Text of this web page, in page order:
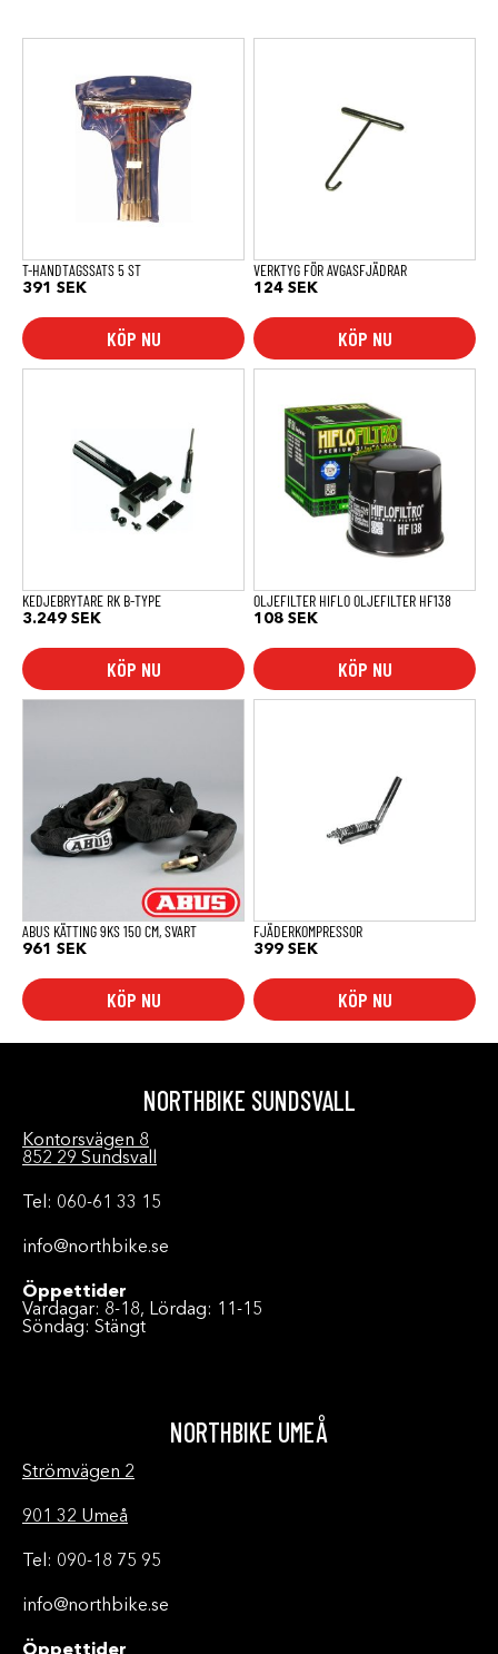
T-HANDTAGSSATS 5 ST
391 SEK
KÖP NU
VERKTYG FÖR AVGASFJÄDRAR
124 SEK
KÖP NU
KEDJEBRYTARE RK B-TYPE
3.249 SEK
KÖP NU
OLJEFILTER HIFLO OLJEFILTER HF138
108 SEK
KÖP NU
ABUS KÄTTING 9KS 150 CM, SVART
961 SEK
KÖP NU
FJÄDERKOMPRESSOR
399 SEK
KÖP NU
NORTHBIKE SUNDSVALL
Kontorsvägen 8
852 29 Sundsvall
Tel: 060-61 33 15
info@northbike.se
Öppettider
Vardagar: 8-18, Lördag: 11-15
Söndag: Stängt
NORTHBIKE UMEÅ
Strömvägen 2
901 32 Umeå
Tel: 090-18 75 95
info@northbike.se